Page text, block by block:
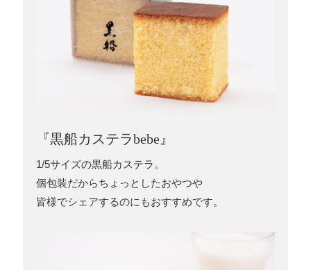
『黒船カステラbebe』
1/5サイズの黒船カステラ。
個包装だからちょっとしたおやつや
皆様でシェアするのにもおすすめです。